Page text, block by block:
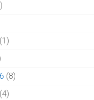
(1)
(8)
(4)